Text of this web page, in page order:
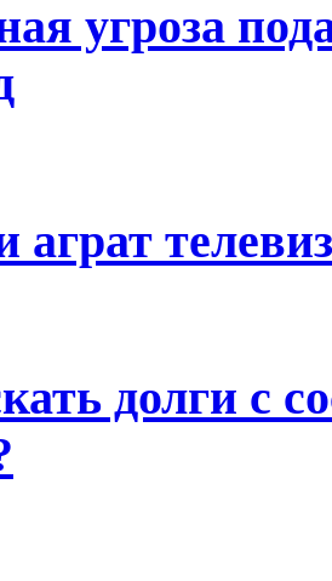
угроза
аграт
долги с